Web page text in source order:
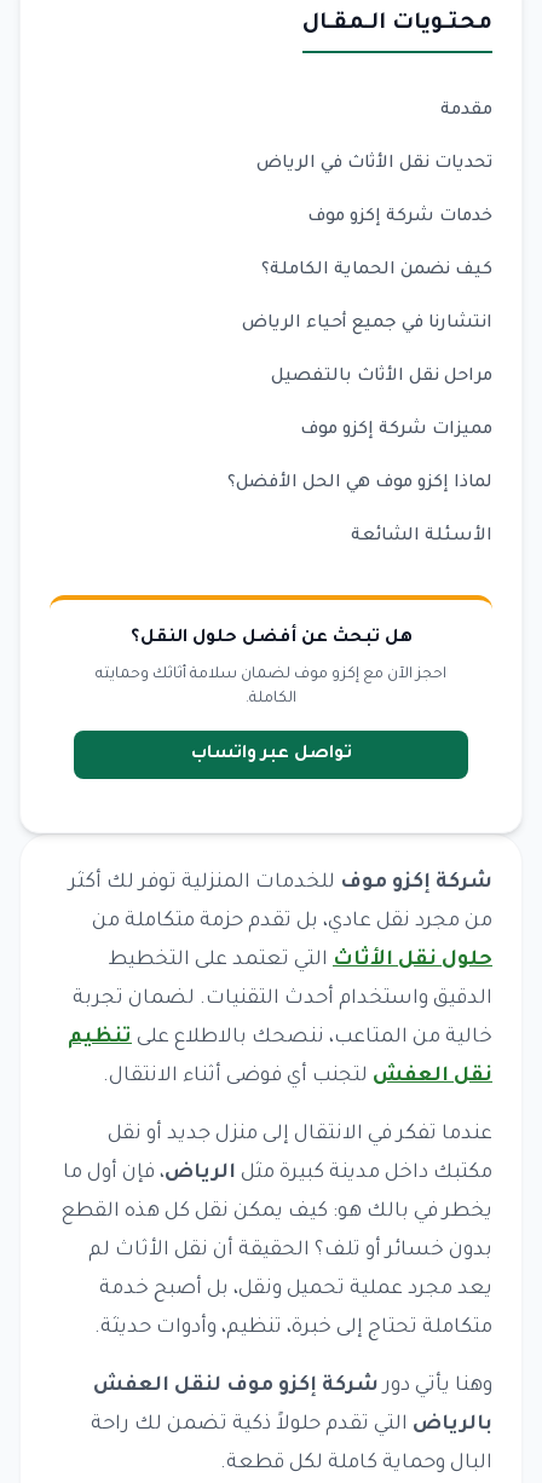
محتـويات الـمقـال
مقدمة
تحديات نقل الأثاث في الرياض
خدمات شركة إكزو موف
كيف نضمن الحماية الكاملة؟
انتشارنا في جميع أحياء الرياض
مراحل نقل الأثاث بالتفصيل
مميزات شركة إكزو موف
لماذا إكزو موف هي الحل الأفضل؟
الأسئلة الشائعة
هل تبحث عن أفضل حلول النقل؟
احجز الآن مع إكزو موف لضمان سلامة أثاثك وحمايته
الكاملة.
تواصل عبر واتساب
شركة إكزو موف للخدمات المنزلية توفر لك أكثر
من مجرد نقل عادي، بل تقدم حزمة متكاملة من
حلول نقل الأثاث التي تعتمد على التخطيط
الدقيق واستخدام أحدث التقنيات. لضمان تجربة
خالية من المتاعب، ننصحك بالاطلاع على تنظيم
نقل العفش لتجنب أي فوضى أثناء الانتقال.
عندما تفكر في الانتقال إلى منزل جديد أو نقل
مكتبك داخل مدينة كبيرة مثل الرياض، فإن أول ما
يخطر في بالك هو: كيف يمكن نقل كل هذه القطع
بدون خسائر أو تلف؟ الحقيقة أن نقل الأثاث لم
يعد مجرد عملية تحميل ونقل، بل أصبح خدمة
متكاملة تحتاج إلى خبرة، تنظيم، وأدوات حديثة.
وهنا يأتي دورشركة إكزو موف لنقل العفش
بالرياض التي تقدم حلولاً ذكية تضمن لك راحة
البال وحماية كاملة لكل قطعة.